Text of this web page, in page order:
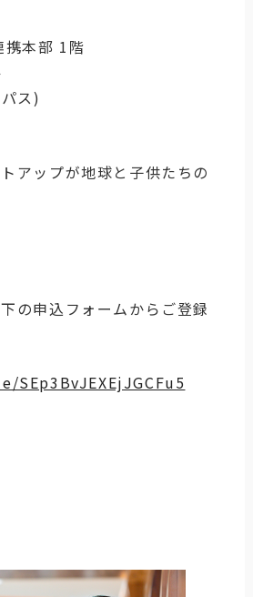
携本部 1階
ス)
アップが地球と子供たちの
の申込フォームからご登録